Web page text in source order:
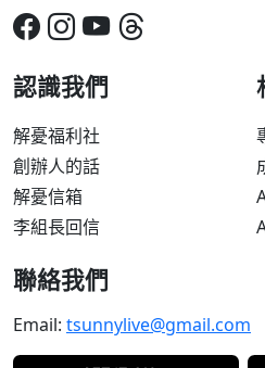
認識我們
解憂福利社
創辦人的話
解憂信箱
李組長回信
聯絡我們
Email: tsunnylive@gmail.com